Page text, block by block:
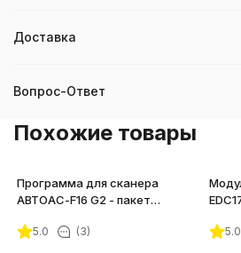
Доставка
Вопрос-Ответ
Похожие товары
Программа для сканера
АВТОАС-F16 G2 - пакет
5.0 (3) 5.0